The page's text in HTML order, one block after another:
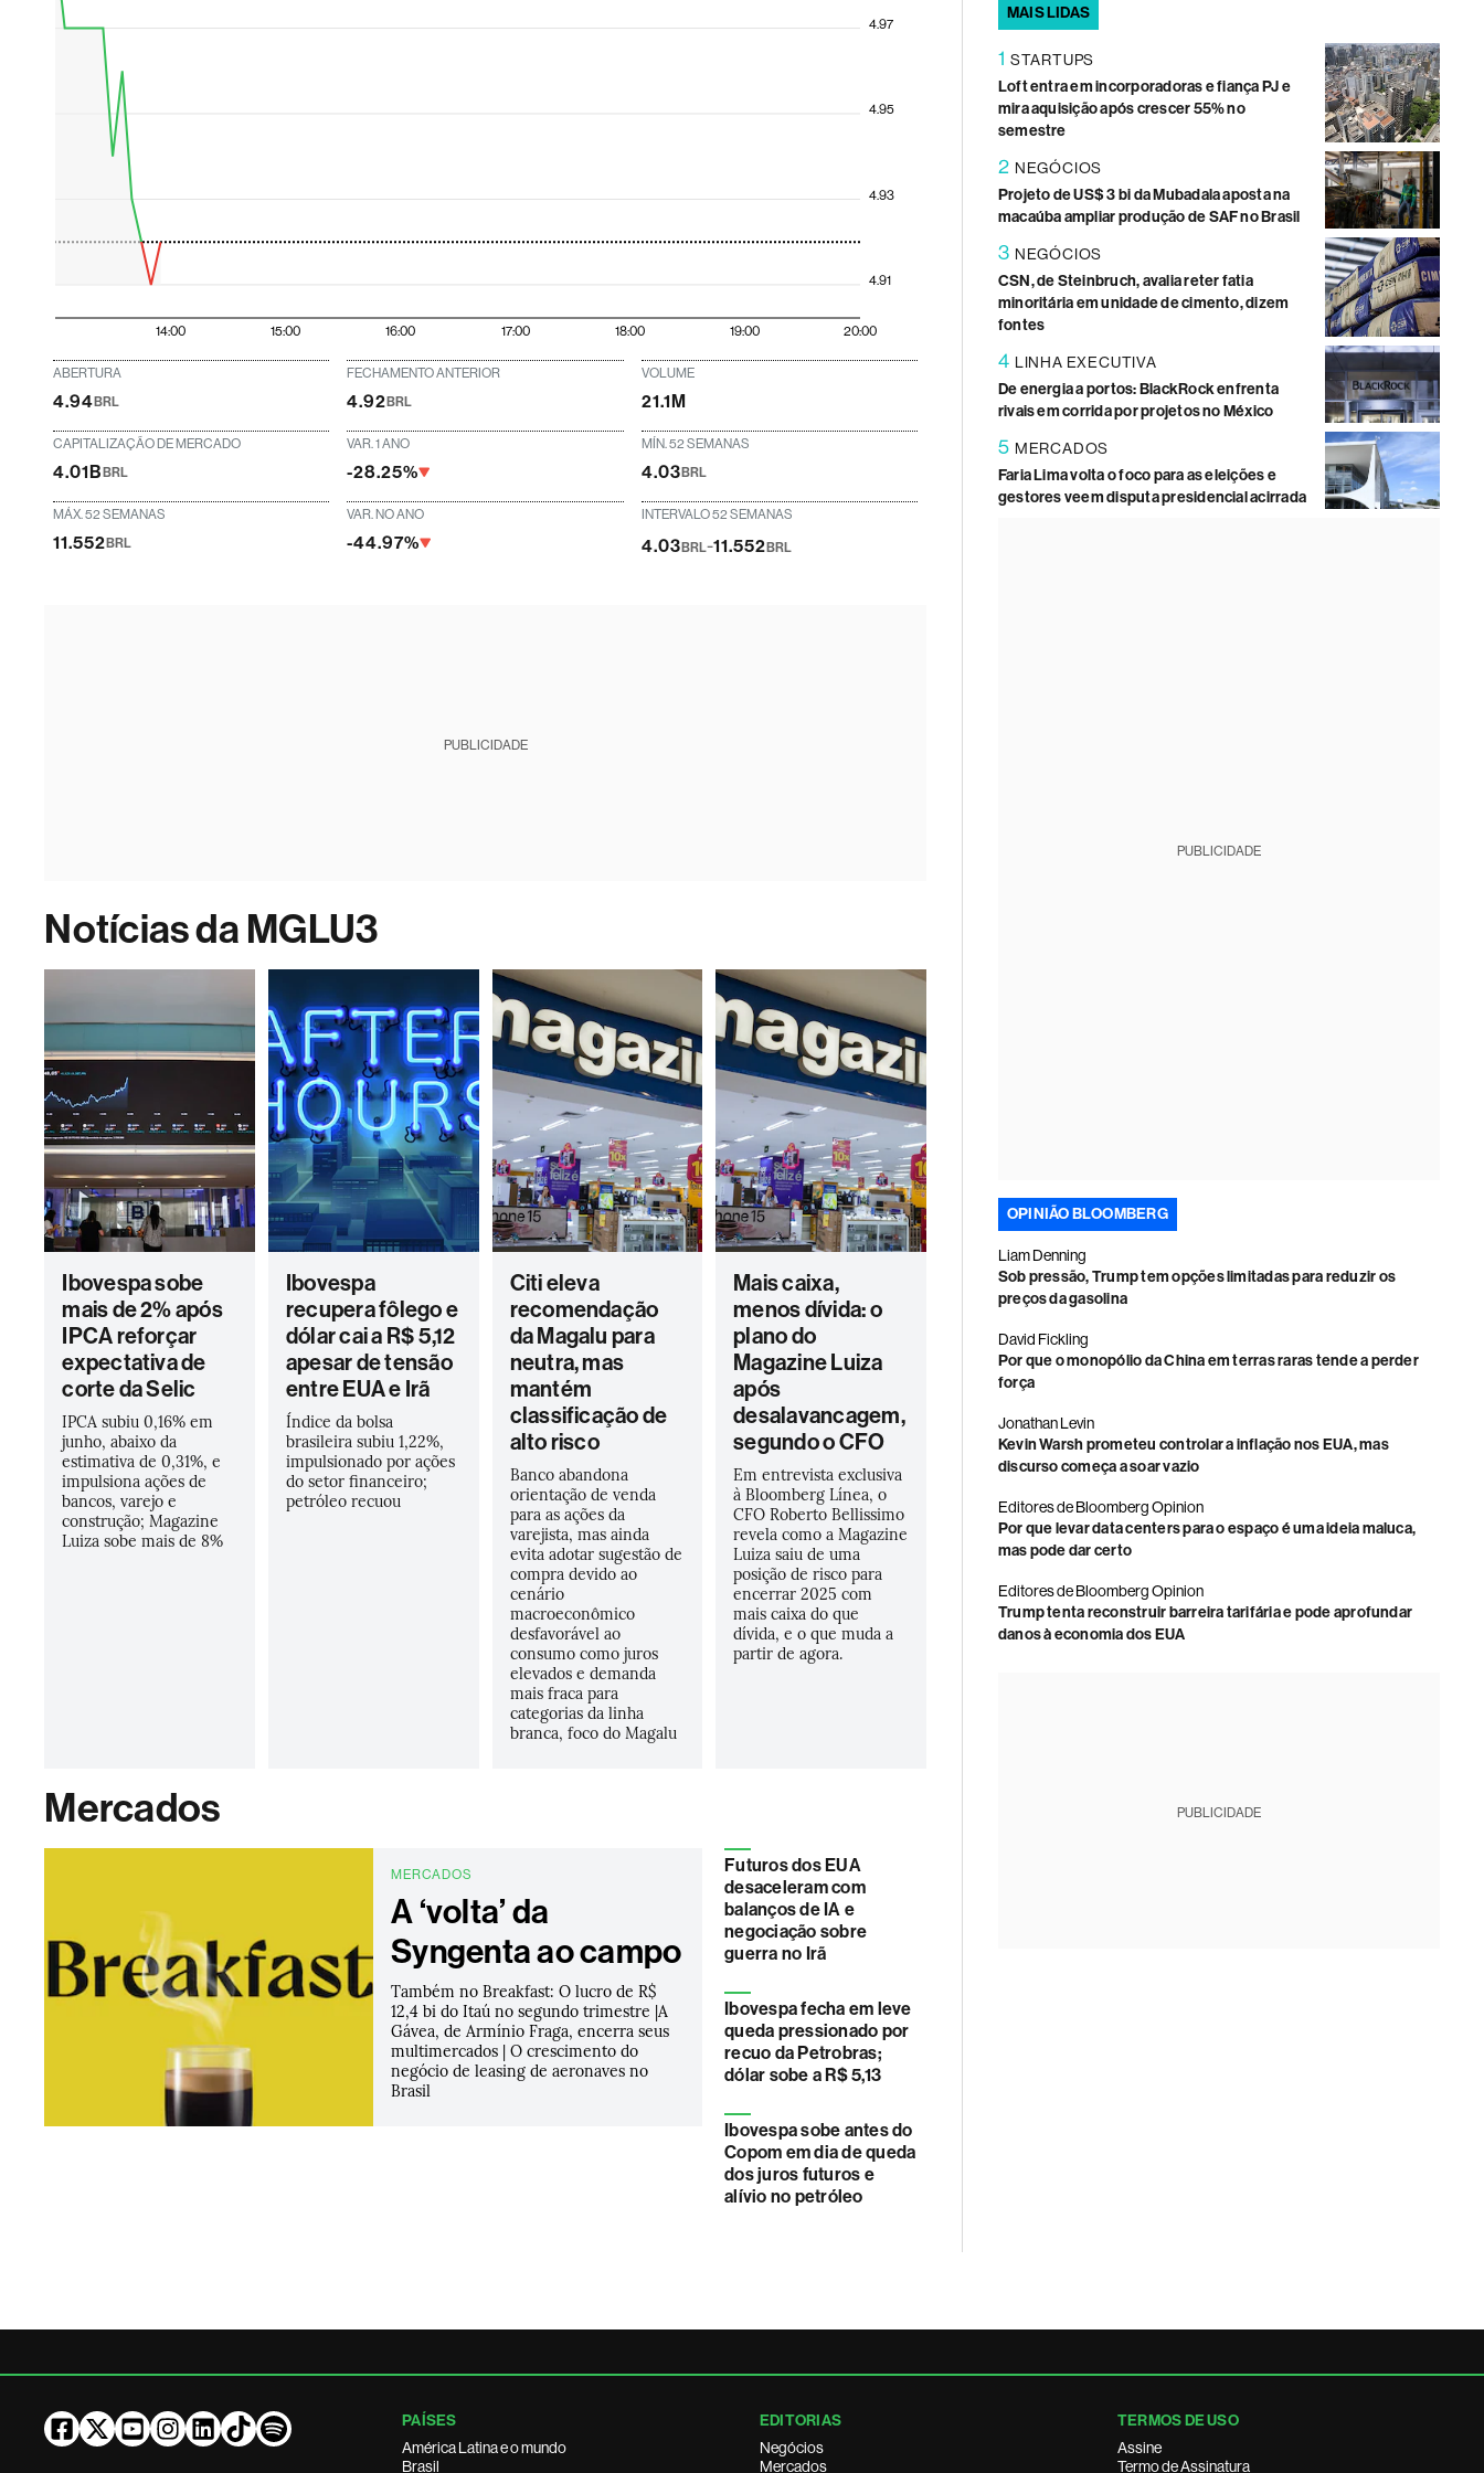
14:00 15:00 16:00 17:00 18:00 19:00 20:00
4.91
4.93
4.95
4.97
ABERTURA
4.94BRL
FECHAMENTO ANTERIOR
4.92BRL
VOLUME
21.1M
CAPITALIZAÇÃO DE MERCADO
4.01BBRL
VAR. 1 ANO
-28.25%
MÍN. 52 SEMANAS
4.03BRL
MÁX. 52 SEMANAS
11.552BRL
VAR. NO ANO
-44.97%
INTERVALO 52 SEMANAS
4.03 BRL-11.552 BRL
PUBLICIDADE
Notícias da MGLU3
Ibovespa sobe
mais de 2% após
IPCA reforçar
expectativa de
corte da Selic
IPCA subiu 0,16% em
junho, abaixo da
estimativa de 0,31%, e
impulsiona ações de
bancos, varejo e
construção; Magazine
Luiza sobe mais de 8%
Ibovespa
recupera fôlego e
dólar cai a R$ 5,12
apesar de tensão
entre EUA e Irã
Índice da bolsa
brasileira subiu 1,22%,
impulsionado por ações
do setor financeiro;
petróleo recuou
Citi eleva
recomendação
da Magalu para
neutra, mas
mantém
classificação de
alto risco
Banco abandona
orientação de venda
para as ações da
varejista, mas ainda
evita adotar sugestão de
compra devido ao
cenário
macroeconômico
desfavorável ao
consumo como juros
elevados e demanda
mais fraca para
categorias da linha
branca, foco do Magalu
Mais caixa,
menos dívida: o
plano do
Magazine Luiza
após
desalavancagem,
segundo o CFO
Em entrevista exclusiva
à Bloomberg Línea, o
CFO Roberto Bellissimo
revela como a Magazine
Luiza saiu de uma
posição de risco para
encerrar 2025 com
mais caixa do que
dívida, e o que muda a
partir de agora.
Mercados
MERCADOS
A ‘volta’ da
Syngenta ao campo
Também no Breakfast: O lucro de R$
12,4 bi do Itaú no segundo trimestre |A
Gávea, de Armínio Fraga, encerra seus
multimercados | O crescimento do
negócio de leasing de aeronaves no
Brasil
Futuros dos EUA
desaceleram com
balanços de IA e
negociação sobre
guerra no Irã
Ibovespa fecha em leve
queda pressionado por
recuo da Petrobras;
dólar sobe a R$ 5,13
Ibovespa sobe antes do
Copom em dia de queda
dos juros futuros e
alívio no petróleo
MAIS LIDAS
1 STARTUPS
Loft entra em incorporadoras e fiança PJ e
mira aquisição após crescer 55% no
semestre
2 NEGÓCIOS
Projeto de US$ 3 bi da Mubadala aposta na
macaúba ampliar produção de SAF no Brasil
3 NEGÓCIOS
CSN, de Steinbruch, avalia reter fatia
minoritária em unidade de cimento, dizem
fontes
4 LINHA EXECUTIVA
De energia a portos: BlackRock enfrenta
rivais em corrida por projetos no México
5 MERCADOS
Faria Lima volta o foco para as eleições e
gestores veem disputa presidencial acirrada
PUBLICIDADE
OPINIÃO BLOOMBERG
Liam Denning
Sob pressão, Trump tem opções limitadas para reduzir os
preços da gasolina
David Fickling
Por que o monopólio da China em terras raras tende a perder
força
Jonathan Levin
Kevin Warsh prometeu controlar a inflação nos EUA, mas
discurso começa a soar vazio
Editores de Bloomberg Opinion
Por que levar data centers para o espaço é uma ideia maluca,
mas pode dar certo
Editores de Bloomberg Opinion
Trump tenta reconstruir barreira tarifária e pode aprofundar
danos à economia dos EUA
PUBLICIDADE
PAÍSES
América Latina e o mundo
Brasil
EDITORIAS
Negócios
Mercados
TERMOS DE USO
Assine
Termo de Assinatura